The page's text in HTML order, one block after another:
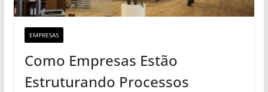
EMPRESAS
Como Empresas Estão
Estruturando Processos